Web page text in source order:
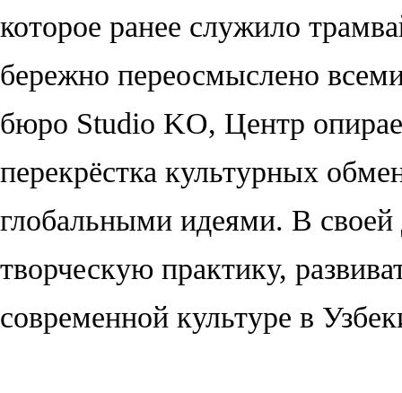
которое ранее служило
бережно переосмыслено
бюро Studio KO, Центр
перекрёстка культурных
глобальными идеями. В своей
творческую практику,
современной культуре в